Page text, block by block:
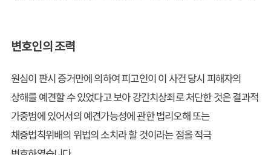
변호인의 조력
원심이 판시 증거만에 의하여 피고인이 이 사건 당시 피해자의
상해를 예견할 수 있었다고 보아 강간치상죄로 처단한 것은 결과적
가중범에 있어서의 예견가능성에 관한 법리오해 또는
채증법칙위배의 위법의 소치라 할 것이라는 점을 적극